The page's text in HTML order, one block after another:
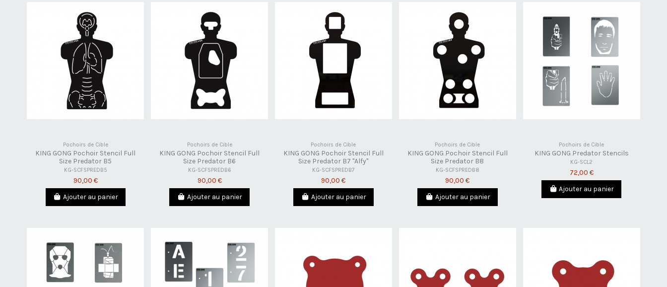
Pochoirs de Cible
KING GONG Pochoir Stencil Full
Size Predator B5
KG-SCFSPREDB5
90,00 €
Ajouter au panier
Pochoirs de Cible
KING GONG Pochoir Stencil Full
Size Predator B6
KG-SCFSPREDB6
90,00 €
Ajouter au panier
Pochoirs de Cible
KING GONG Pochoir Stencil Full
Size Predator B7 "Alfy"
KG-SCFSPREDB7
90,00 €
Ajouter au panier
Pochoirs de Cible
KING GONG Pochoir Stencil Full
Size Predator B8
KG-SCFSPREDB8
90,00 €
Ajouter au panier
Pochoirs de Cible
KING GONG Predator Stencils
KG-SCL2
72,00 €
Ajouter au panier